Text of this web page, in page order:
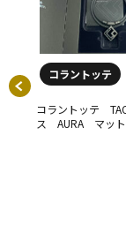
コラントッテ
コラントッテ
ス AURA マット
お買取りさせて